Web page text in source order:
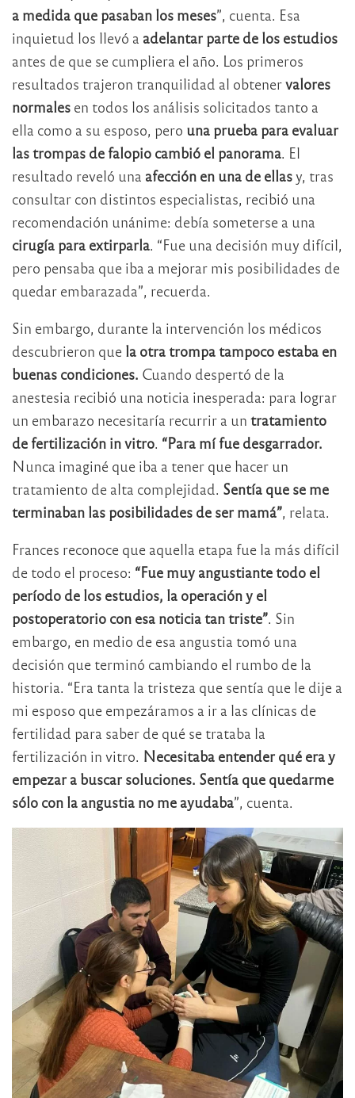
a medida que pasaban los meses”, cuenta. Esa
inquietud los llevó a adelantar parte de los estudios
antes de que se cumpliera el año. Los primeros
resultados trajeron tranquilidad al obtenervalores
normales en todos los análisis solicitados tanto a
ella como a su esposo, pero una prueba para evaluar
las trompas de falopio cambió el panorama. El
resultado reveló una afección en una de ellasy, tras
consultar con distintos especialistas, recibió una
recomendación unánime: debía someterse a una
cirugía para extirparla. “Fue una decisión muy difícil,
pero pensaba que iba a mejorar mis posibilidades de
quedar embarazada”, recuerda.
Sin embargo, durante la intervención los médicos
descubrieron que la otra trompa tampoco estaba en
buenas condiciones. Cuando despertó de la
anestesia recibió una noticia inesperada: para lograr
un embarazo necesitaría recurrir a un tratamiento
de fertilización in vitro. “Para mí fue desgarrador.
Nunca imaginé que iba a tener que hacer un
tratamiento de alta complejidad. Sentía que se me
terminaban las posibilidades de ser mamá”, relata.
Frances reconoce que aquella etapa fue la más difícil
de todo el proceso: “Fue muy angustiante todo el
período de los estudios, la operación y el
postoperatorio con esa noticia tan triste”. Sin
embargo, en medio de esa angustia tomó una
decisión que terminó cambiando el rumbo de la
historia. “Era tanta la tristeza que sentía que le dije a
mi esposo que empezáramos a ir a las clínicas de
fertilidad para saber de qué se trataba la
fertilización in vitro. Necesitaba entender qué era y
empezar a buscar soluciones. Sentía que quedarme
sólo con la angustia no me ayudaba”, cuenta.